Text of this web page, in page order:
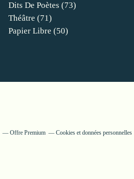
Dits De Poètes (73)
Théâtre (71)
Papier Libre (50)
Offre Premium Cookies et données personnelles